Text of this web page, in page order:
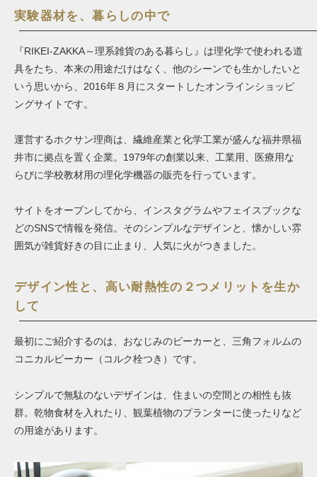
実験器材を、暮らしの中で
『RIKEI-ZAKKA～理系雑貨のある暮らし』は理化学で使われる道
具をたち、本来の用途だけはなく、他のシーンでも生かしたいと
いう思いから、2016年８月にスタートしたオンラインショッピ
ングサイトです。
運営するホクサン理商は、繊維産業と化学工業が盛んな福井県福
井市に拠点を置く企業。1979年の創業以来、工業用、医療用な
らびに学校教材用の理化学機器の販売を行っています。
サイトをオープンしてから、インスタグラムやフェイスブックな
どのSNSで情報を発信。そのシンプルなデザインと、懐かしい雰
囲気が雑貨好きの目に止まり、人気に火がつきました。
デザイン性と、高い耐熱性の２つメリットを生か
して
最初にご紹介するのは、おなじみのビーカーと、三角フォルムの
コニカルビーカー（コルク栓つき）です。
シンプルで無駄のないデザインは、住まいの空間との相性も抜
群。乾物食材を入れたり、観葉植物のプランターに使ったりなど
の用途があります。